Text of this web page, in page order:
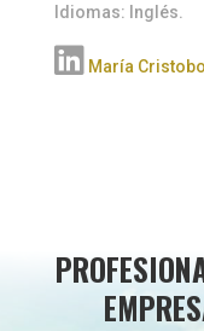
Idiomas: Inglés.
María